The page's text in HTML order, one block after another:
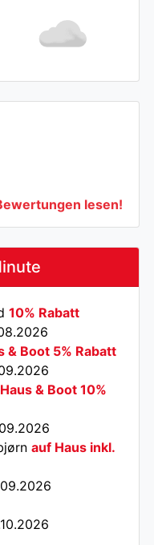
lesen!
10% Rabatt
& Boot 5% Rabatt
& Boot 10%
auf Haus inkl.